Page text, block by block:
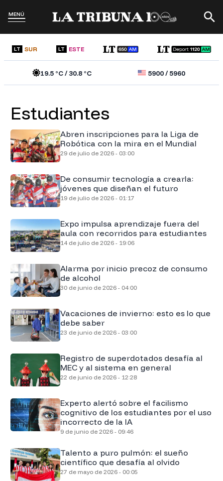
MENÚ
LT SUR LT ESTE
19.5°C /30.8°C 5900/5960
Estudiantes
Abren inscripciones para la Liga de
Robótica con la mira en el Mundial
29 de julio de 2026 - 03:00
De consumir tecnología a crearla:
jóvenes que diseñan el futuro
19 de julio de 2026 - 01:17
Expo impulsa aprendizaje fuera del
aula con recorridos para estudiantes
14 de julio de 2026 - 19:06
Alarma por inicio precoz de consumo
de alcohol
30 de junio de 2026 - 04:00
Vacaciones de invierno: esto es lo que
debe saber
23 de junio de 2026 - 03:00
Registro de superdotados desafía al
MEC y al sistema en general
22 de junio de 2026 - 12:28
Experto alertó sobre el facilismo
cognitivo de los estudiantes por el uso
incorrecto de la IA
9 de junio de 2026 - 09:46
Talento a puro pulmón: el sueño
científico que desafía al olvido
27 de mayo de 2026 - 00:05